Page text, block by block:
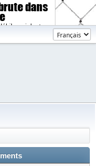
dans
violents.